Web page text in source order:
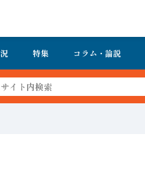
特集 コラム・論説